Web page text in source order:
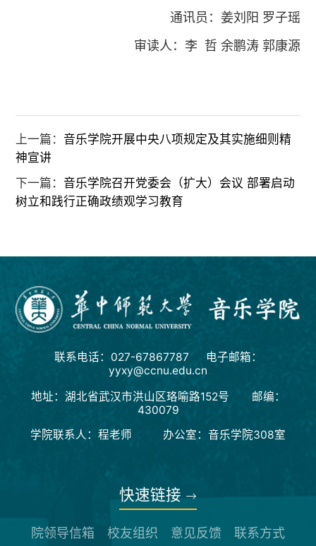
通讯员：姜刘阳 罗子瑶
审读人：李 哲 余鹏涛 郭康源
上一篇： 音乐学院开展中央八项规定及其实施细则精
神宣讲
下一篇： 音乐学院召开党委会（扩大）会议 部署启动
树立和践行正确政绩观学习教育
联系电话：027-67867787 电子邮箱：
yyxy@ccnu.edu.cn
地址：湖北省武汉市洪山区珞喻路152号 邮编：
430079
学院联系人：程老师 办公室：音乐学院308室
快速链接
院领导信箱 校友组织 意见反馈 联系方式